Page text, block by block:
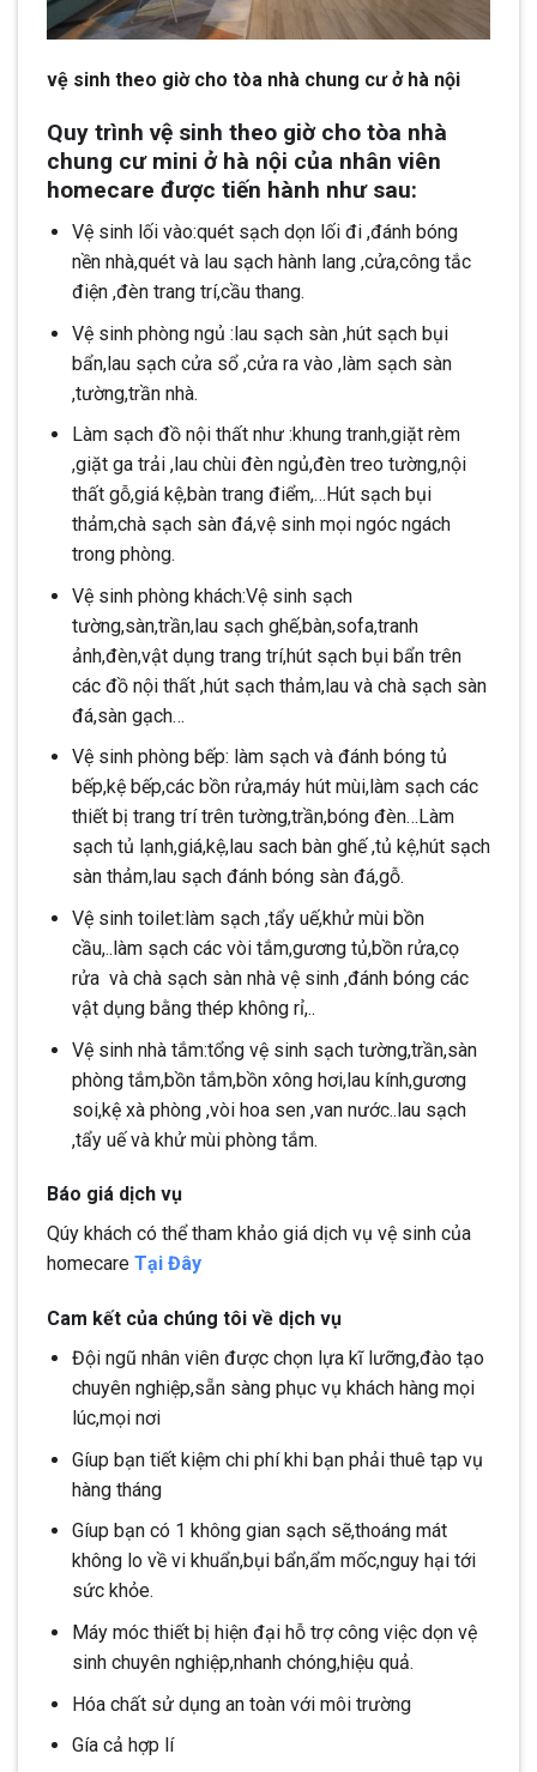
vệ sinh theo giờ cho tòa nhà chung cư ở hà nội
Quy trình vệ sinh theo giờ cho tòa nhà
chung cư mini ở hà nội của nhân viên
homecare được tiến hành như sau:
Vệ sinh lối vào:quét sạch dọn lối đi ,đánh bóng
nền nhà,quét và lau sạch hành lang ,cửa,công tắc
điện ,đèn trang trí,cầu thang.
Vệ sinh phòng ngủ :lau sạch sàn ,hút sạch bụi
bẩn,lau sạch cửa sổ ,cửa ra vào ,làm sạch sàn
,tường,trần nhà.
Làm sạch đồ nội thất như :khung tranh,giặt rèm
,giặt ga trải ,lau chùi đèn ngủ,đèn treo tường,nội
thất gỗ,giá kệ,bàn trang điểm,…Hút sạch bụi
thảm,chà sạch sàn đá,vệ sinh mọi ngóc ngách
trong phòng.
Vệ sinh phòng khách:Vệ sinh sạch
tường,sàn,trần,lau sạch ghế,bàn,sofa,tranh
ảnh,đèn,vật dụng trang trí,hút sạch bụi bẩn trên
các đồ nội thất ,hút sạch thảm,lau và chà sạch sàn
đá,sàn gạch…
Vệ sinh phòng bếp: làm sạch và đánh bóng tủ
bếp,kệ bếp,các bồn rửa,máy hút mùi,làm sạch các
thiết bị trang trí trên tường,trần,bóng đèn…Làm
sạch tủ lạnh,giá,kệ,lau sach bàn ghế ,tủ kệ,hút sạch
sàn thảm,lau sạch đánh bóng sàn đá,gỗ.
Vệ sinh toilet:làm sạch ,tẩy uế,khử mùi bồn
cầu,..làm sạch các vòi tắm,gương tủ,bồn rửa,cọ
rửa và chà sạch sàn nhà vệ sinh ,đánh bóng các
vật dụng bằng thép không rỉ,..
Vệ sinh nhà tắm:tổng vệ sinh sạch tường,trần,sàn
phòng tắm,bồn tắm,bồn xông hơi,lau kính,gương
soi,kệ xà phòng ,vòi hoa sen ,van nước..lau sạch
,tẩy uế và khử mùi phòng tắm.
Báo giá dịch vụ
Qúy khách có thể tham khảo giá dịch vụ vệ sinh của
homecare Tại Đây
Cam kết của chúng tôi về dịch vụ
Đội ngũ nhân viên được chọn lựa kĩ lưỡng,đào tạo
chuyên nghiệp,sẵn sàng phục vụ khách hàng mọi
lúc,mọi nơi
Gíup bạn tiết kiệm chi phí khi bạn phải thuê tạp vụ
hàng tháng
Gíup bạn có 1 không gian sạch sẽ,thoáng mát
không lo về vi khuẩn,bụi bẩn,ẩm mốc,nguy hại tới
sức khỏe.
Máy móc thiết bị hiện đại hỗ trợ công việc dọn vệ
sinh chuyên nghiệp,nhanh chóng,hiệu quả.
Hóa chất sử dụng an toàn với môi trường
Gía cả hợp lí